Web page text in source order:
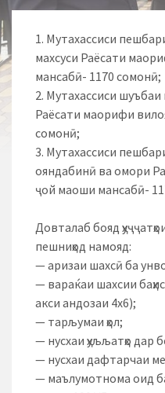
1. Мутахассиси
махсуси Раёсати
мансабӣ- 1170 сомонӣ;
2. Мутахассиси шуъбаи
Раёсати маорифи
сомонӣ;
3. Мутахассиси
ояндабинӣ ва омори
ҷой маоши мансабӣ-
Довталаб бояд
пешниҳод намояд:
— аризаи шахсӣ ба
— вараќаи шахсии
акси андозаи 4х6);
— тарљумаи ҳол;
— нусхаи ҳуљљатҳо дар
— нусхаи дафтарчаи
— маълумотнома оид